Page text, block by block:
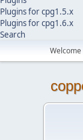
Plugins for cpg1.5.x
Plugins for cpg1.6.x
Search
Welcome